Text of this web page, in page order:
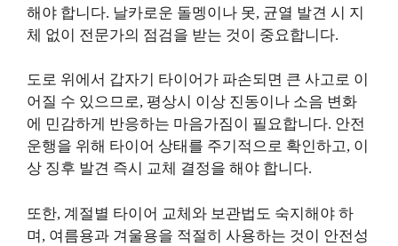
해야 합니다. 날카로운 돌멩이나 못, 균열 발견 시 지
체 없이 전문가의 점검을 받는 것이 중요합니다.
도로 위에서 갑자기 타이어가 파손되면 큰 사고로 이
어질 수 있으므로, 평상시 이상 진동이나 소음 변화
에 민감하게 반응하는 마음가짐이 필요합니다. 안전
운행을 위해 타이어 상태를 주기적으로 확인하고, 이
상 징후 발견 즉시 교체 결정을 해야 합니다.
또한, 계절별 타이어 교체와 보관법도 숙지해야 하
며, 여름용과 겨울용을 적절히 사용하는 것이 안전성